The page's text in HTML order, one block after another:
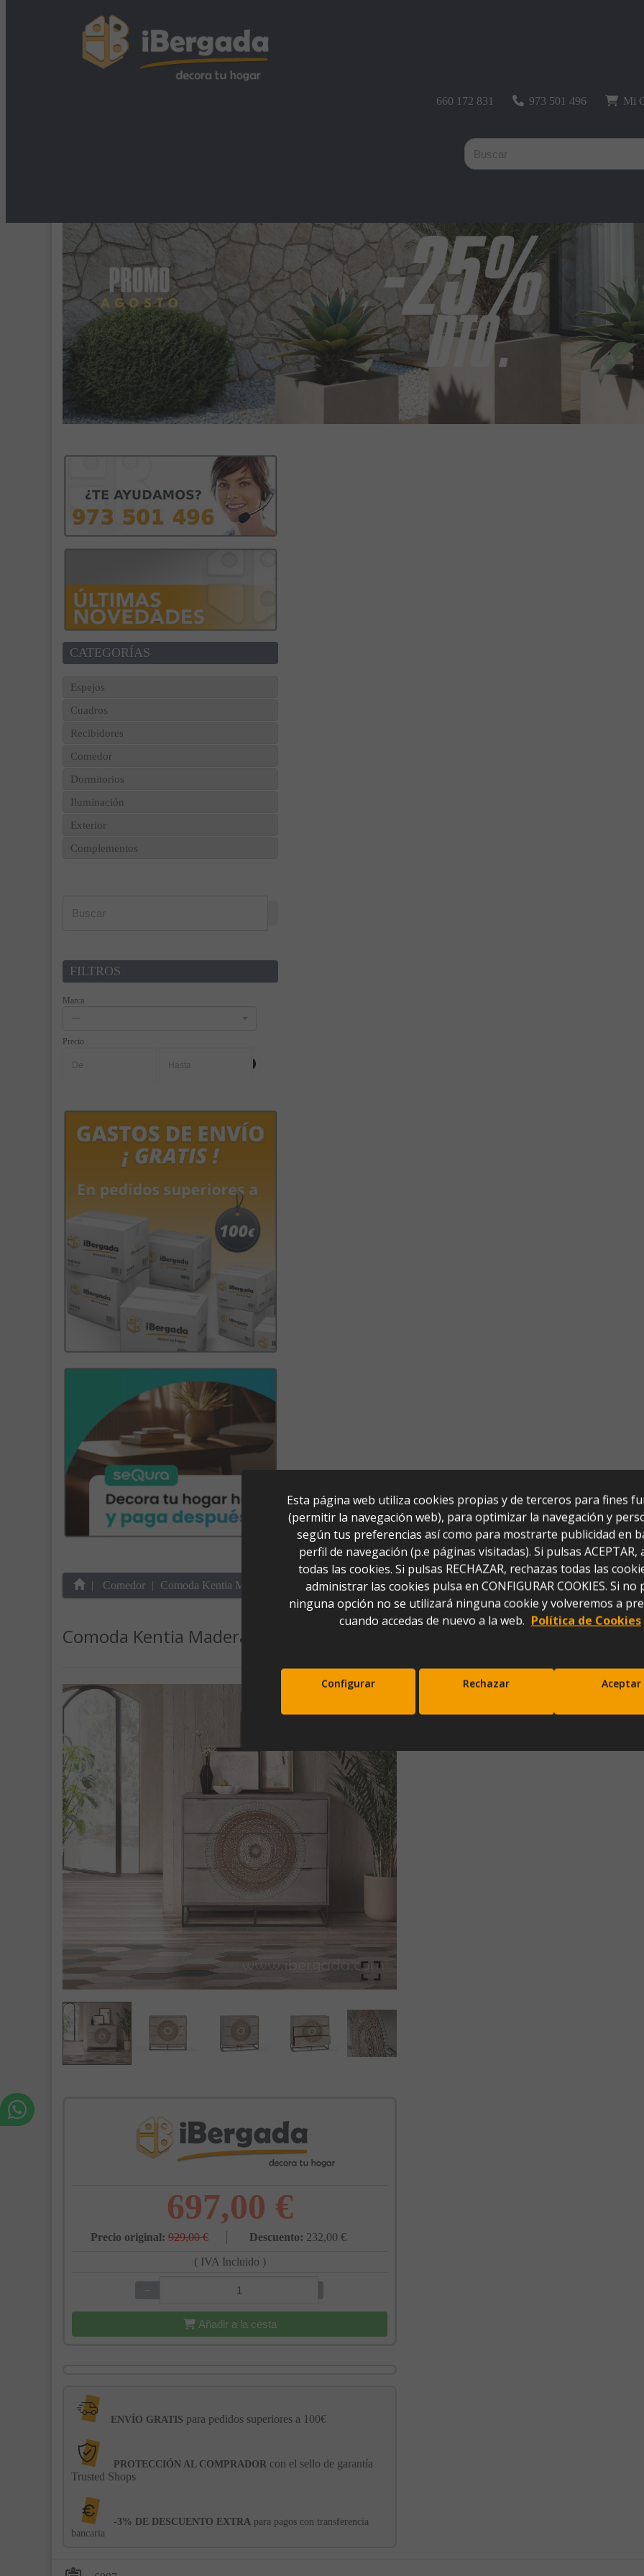
660 172 831 973 501 496 Mi
CATEGORÍAS
Espejos
Cuadros
Recibidores
Comedor
Dormitorios
Iluminación
Exterior
Complementos
FILTROS
Marca
---
Precio
Comedor Comoda Kentia Madera/Metal 3 Cajones (100x40x90)
Comoda Kentia Madera/Metal 3 Cajones (100x40x90)
697,00 €
Precio original: 929,00 € Descuento: 232,00 €
( IVA Incluido )
−
Añadir a la cesta
ENVÍO GRATIS para pedidos superiores a 100€
PROTECCIÓN AL COMPRADOR con el sello de garantía
Trusted Shops
-3% DE DESCUENTO EXTRA para pagos con transferencia
bancaria
Subscríbete a nuestra newsletter y
10% de descuento en tu primera
Entérate antes que nadie de nuestras novedades y promociones
Al unirte expresas tu consentimiento para recibir comunicaciones comerciales de IBERGADA. Puedes
cualquier momento. Consulta nuestra Política de Privacidad para más información.
Esta página web utiliza cookies propias y de terceros para fines
(permitir la navegación web), para optimizar la navegación y
según tus preferencias así como para mostrarte publicidad en
perfil de navegación (p.e páginas visitadas). Si pulsas ACEPTAR,
todas las cookies. Si pulsas RECHAZAR, rechazas todas las
administrar las cookies pulsa en CONFIGURAR COOKIES. Si no
ninguna opción no se utilizará ninguna cookie y volveremos a
cuando accedas de nuevo a la web. Política de Cookies
Configurar Rechazar Aceptar